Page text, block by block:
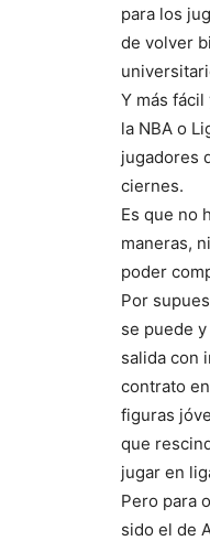
para los
de volver
Y más
la NBA o
jugadores
ciernes.
Es que no
maneras,
poder
Por
se puede
salida con
contrato
figuras
que
jugar en
Pero para
sido el de